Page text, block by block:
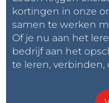
kortingen in onze
samen te werken
Of je nu aan het
bedrijf aan het
te leren, verbinden,